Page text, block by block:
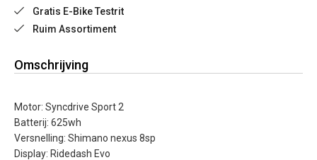
Gratis E-Bike Testrit
Ruim Assortiment
Omschrijving
Motor: Syncdrive Sport 2
Batterij: 625wh
Versnelling: Shimano nexus 8sp
Display: Ridedash Evo